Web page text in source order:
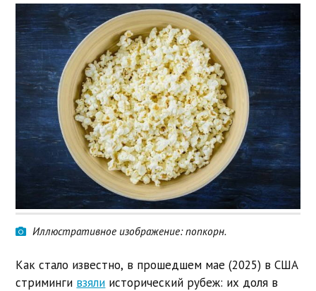
Иллюстративное изображение: попкорн.
Как стало известно, в прошедшем мае (2025) в США
стриминги взяли исторический рубеж: их доля в